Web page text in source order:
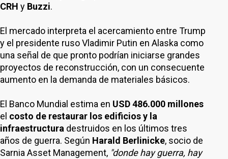
CRH y Buzzi.
El mercado interpreta el acercamiento entre Trump
y el presidente ruso Vladimir Putin en Alaska como
una señal de que pronto podrían iniciarse grandes
proyectos de reconstrucción, con un consecuente
aumento en la demanda de materiales básicos.
El Banco Mundial estima en USD 486.000 millones
el costo de restaurar los edificios y la
infraestructura destruidos en los últimos tres
años de guerra. Según Harald Berlinicke, socio de
Sarnia Asset Management, "donde hay guerra, hay